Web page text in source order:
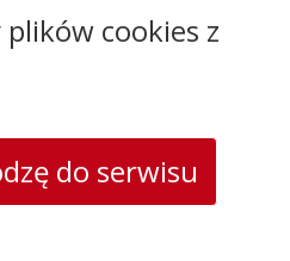
lub
cookies z
do serwisu